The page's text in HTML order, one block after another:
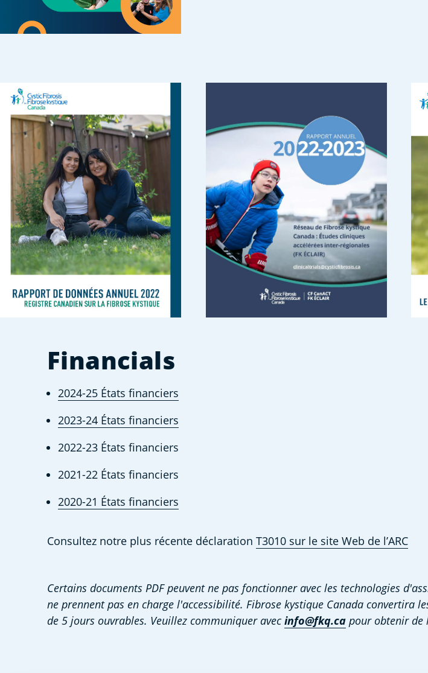
Financials
2024-25 États financiers
2023-24 États financiers
2022-23 États financiers
2021-22 États financiers
2020-21 États financiers
Consultez notre plus récente déclaration T3010 sur le site Web de l’ARC
Certains documents PDF peuvent ne pas fonctionner avec les technologies
ne prennent pas en charge l'accessibilité. Fibrose kystique Canada convertira
de 5 jours ouvrables. Veuillez communiquer avec info@fkq.ca pour obtenir de